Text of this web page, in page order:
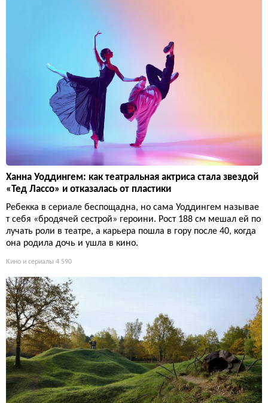
Ханна Уоддингем: как театральная актриса стала звездой
«Тед Лассо» и отказалась от пластики
Ребекка в сериале беспощадна, но сама Уоддингем называе
т себя «бродячей сестрой» героини. Рост 188 см мешал ей по
лучать роли в театре, а карьера пошла в гору после 40, когда
она родила дочь и ушла в кино.
Кино и сериалы 4 590